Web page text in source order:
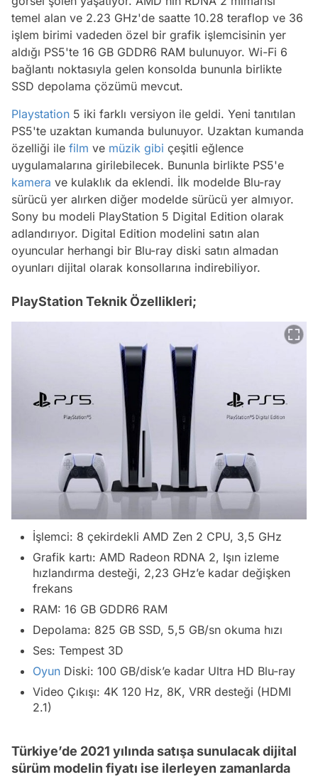
temel alan ve 2.23 GHz'de saatte 10.28 teraflop ve 36
işlem birimi vadeden özel bir grafik işlemcisinin yer
aldığı PS5'te 16 GB GDDR6 RAM bulunuyor. Wi-Fi 6
bağlantı noktasıyla gelen konsolda bununla birlikte
SSD depolama çözümü mevcut.
Playstation 5 iki farklı versiyon ile geldi. Yeni tanıtılan
PS5'te uzaktan kumanda bulunuyor. Uzaktan kumanda
özelliği ile film ve müzik gibi çeşitli eğlence
uygulamalarına girilebilecek. Bununla birlikte PS5'e
kamera ve kulaklık da eklendi. İlk modelde Blu-ray
sürücü yer alırken diğer modelde sürücü yer almıyor.
Sony bu modeli PlayStation 5 Digital Edition olarak
adlandırıyor. Digital Edition modelini satın alan
oyuncular herhangi bir Blu-ray diski satın almadan
oyunları dijital olarak konsollarına indirebiliyor.
PlayStation Teknik Özellikleri;
İşlemci: 8 çekirdekli AMD Zen 2 CPU, 3,5 GHz
Grafik kartı: AMD Radeon RDNA 2, Işın izleme
hızlandırma desteği, 2,23 GHz’e kadar değişken
frekans
RAM: 16 GB GDDR6 RAM
Depolama: 825 GB SSD, 5,5 GB/sn okuma hızı
Ses: Tempest 3D
Oyun Diski: 100 GB/disk’e kadar Ultra HD Blu-ray
Video Çıkışı: 4K 120 Hz, 8K, VRR desteği (HDMI
2.1)
Türkiye’de 2021 yılında satışa sunulacak dijital
sürüm modelin fiyatı ise ilerleyen zamanlarda